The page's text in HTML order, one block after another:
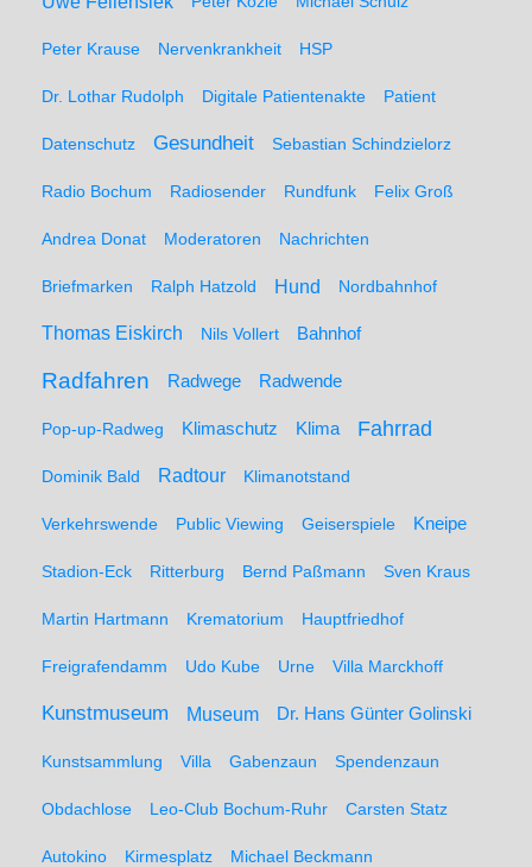
Peter Krause Nervenkrankheit HSP
Dr. Lothar Rudolph Digitale Patientenakte Patient
Datenschutz Gesundheit Sebastian Schindzielorz
Radio Bochum Radiosender Rundfunk Felix Groß
Andrea Donat Moderatoren Nachrichten
Briefmarken Ralph Hatzold Hund Nordbahnhof
Thomas Eiskirch Nils Vollert Bahnhof
Radfahren Radwege Radwende
Pop-up-Radweg Klimaschutz Klima Fahrrad
Dominik Bald Radtour Klimanotstand
Verkehrswende Public Viewing Geiserspiele Kneipe
Stadion-Eck Ritterburg Bernd Paßmann Sven Kraus
Martin Hartmann Krematorium Hauptfriedhof
Freigrafendamm Udo Kube Urne Villa Marckhoff
Kunstmuseum Museum Dr. Hans Günter Golinski
Kunstsammlung Villa Gabenzaun Spendenzaun
Obdachlose Leo-Club Bochum-Ruhr Carsten Statz
Autokino Kirmesplatz Michael Beckmann